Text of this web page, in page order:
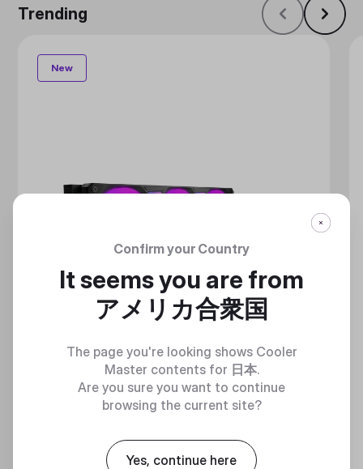
Trending
New
360 DEGREES OF COOL​
Confirm your Country
It seems you are from
アメリカ合衆国
The page you're looking shows Cooler
Master contents for 日本.
Are you sure you want to continue
browsing the current site?
Yes, continue here